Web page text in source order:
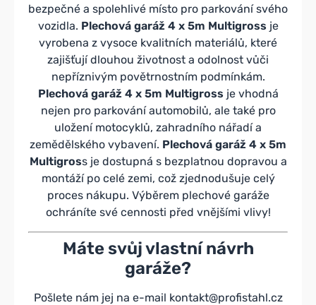
bezpečné a spolehlivé místo pro parkování svého
vozidla. Plechová garáž 4 x 5m Multigross je
vyrobena z vysoce kvalitních materiálů, které
zajišťují dlouhou životnost a odolnost vůči
nepříznivým povětrnostním podmínkám.
Plechová garáž 4 x 5m Multigross je vhodná
nejen pro parkování automobilů, ale také pro
uložení motocyklů, zahradního nářadí a
zemědělského vybavení. Plechová garáž 4 x 5m
Multigross je dostupná s bezplatnou dopravou a
montáží po celé zemi, což zjednodušuje celý
proces nákupu. Výběrem plechové garáže
ochráníte své cennosti před vnějšími vlivy!
Máte svůj vlastní návrh
garáže?
Pošlete nám jej na e-mail kontakt@profistahl.cz